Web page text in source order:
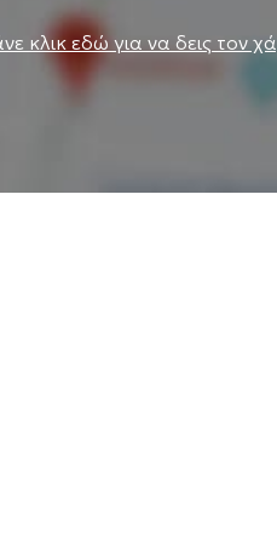
κλικ εδώ για να δεις τον